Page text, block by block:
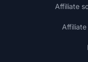
Affiliate